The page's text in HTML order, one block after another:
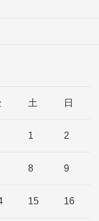
土 日
1 2
8 9
15 16